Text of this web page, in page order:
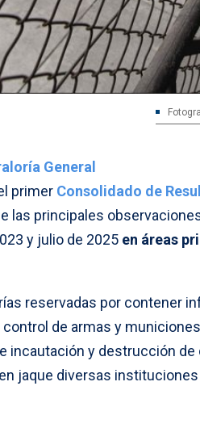
General
primer Consolidado de
las principales
y julio de 2025 en áreas
reservadas por contener
de armas y
incautación y destrucción de
jaque diversas